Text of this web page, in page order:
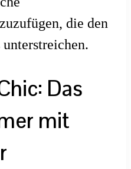
die den
unterstreichen.
Das
mit